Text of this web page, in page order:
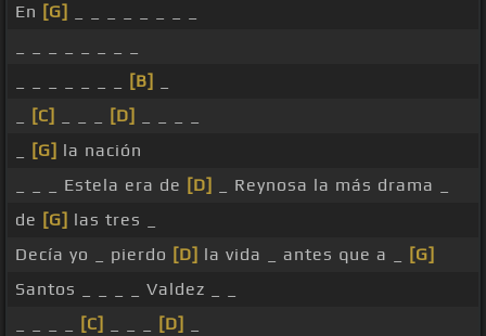
En [G]
[B]
[C] [D]
[G] la nación
_ _ _ Estela era de [D]
_ Reynosa la más drama _
de [G] las tres _
Decía yo _ pierdo [D] la vida _ antes que a _
[G]
Santos _ _ _ _ Valdez _ _
[C] [D]